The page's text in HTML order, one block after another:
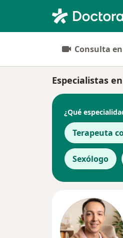
Consulta
Especialistas
¿Qué
Terapeuta
Sexólogo